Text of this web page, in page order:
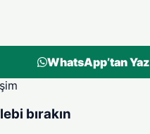
WhatsApp’tan Yaz
bırakın